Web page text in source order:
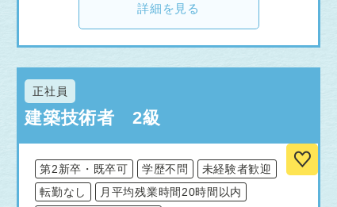
詳細を見る
正社員
建築技術者 2級
第2新卒・既卒可 学歴不問
未経験者歓迎
転勤なし
月平均残業時間20時間以内